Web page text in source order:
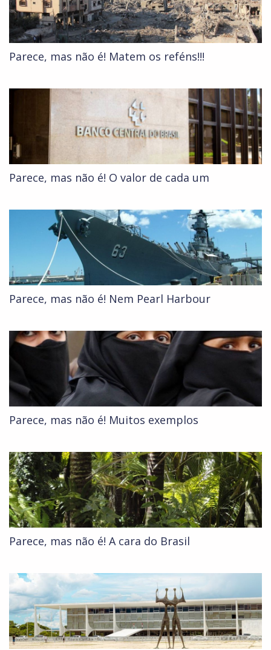
Parece, mas não é! Matem os reféns!!!
Parece, mas não é! O valor de cada um
Parece, mas não é! Nem Pearl Harbour
Parece, mas não é! Muitos exemplos
Parece, mas não é! A cara do Brasil